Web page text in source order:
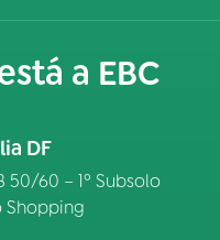
a EBC
DF
50/60 – 1º Subsolo
Shopping